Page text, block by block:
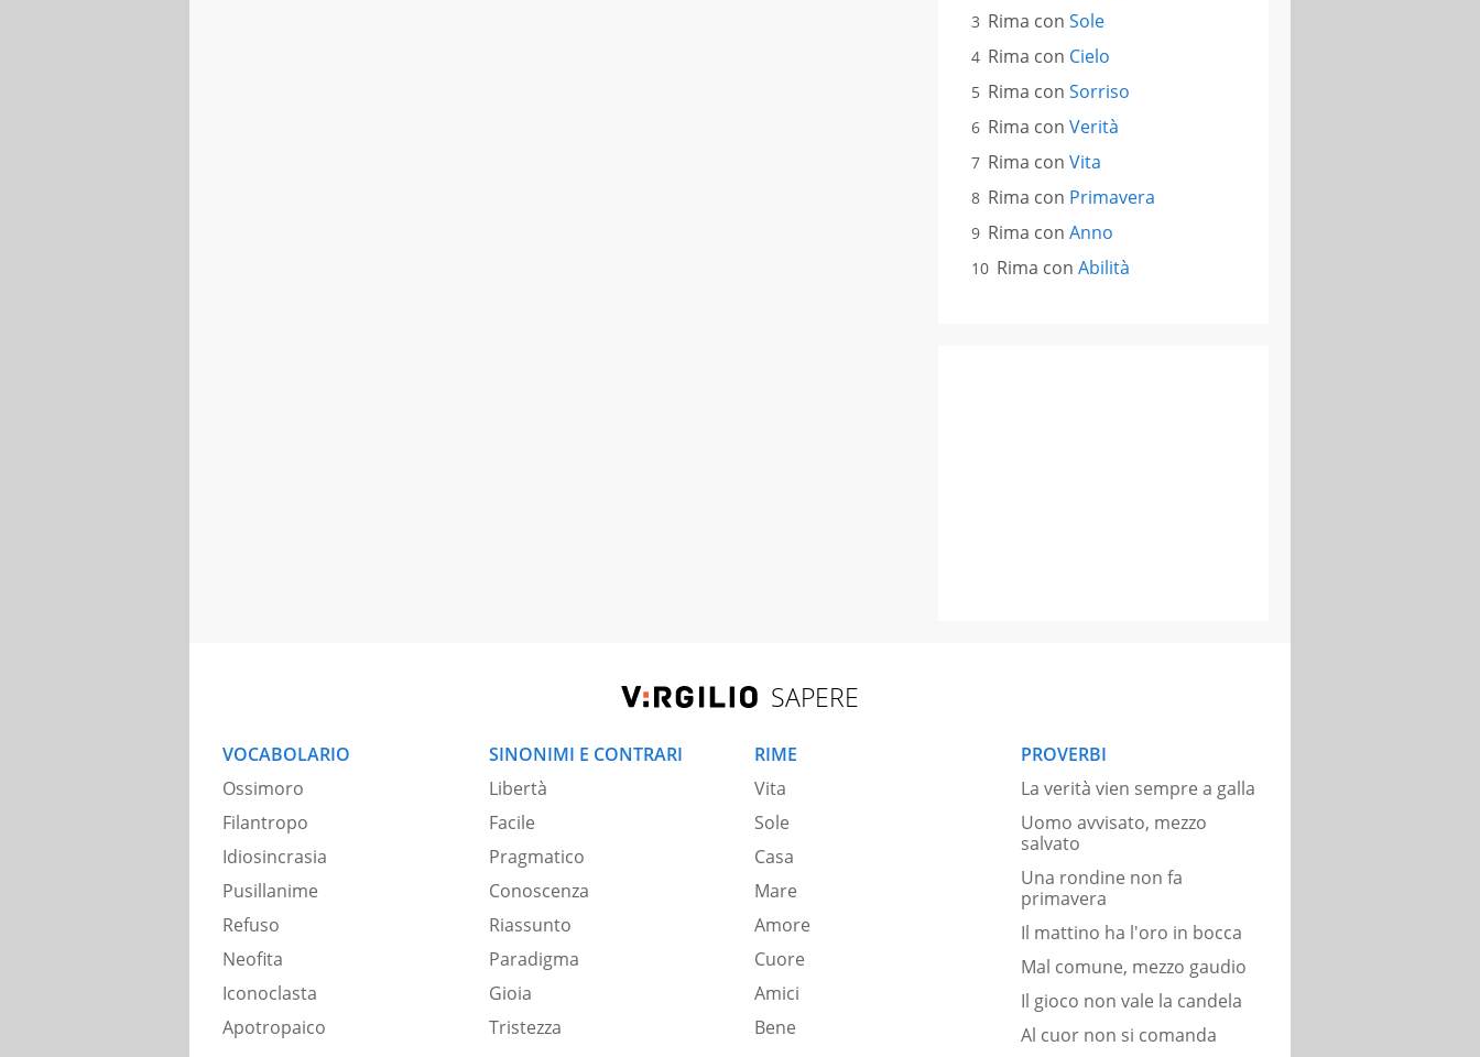
Rima con Sole
Rima con Cielo
Rima con Sorriso
Rima con Verità
Rima con Vita
Rima con Primavera
Rima con Anno
Rima con Abilità
SAPERE
VOCABOLARIO
Ossimoro
Filantropo
Idiosincrasia
Pusillanime
Refuso
Neofita
Iconoclasta
Apotropaico
SINONIMI E CONTRARI
Libertà
Facile
Pragmatico
Conoscenza
Riassunto
Paradigma
Gioia
Tristezza
RIME
Vita
Sole
Casa
Mare
Amore
Cuore
Amici
Bene
PROVERBI
La verità vien sempre a galla
Uomo avvisato, mezzo
salvato
Una rondine non fa
primavera
Il mattino ha l'oro in bocca
Mal comune, mezzo gaudio
Il gioco non vale la candela
Al cuor non si comanda